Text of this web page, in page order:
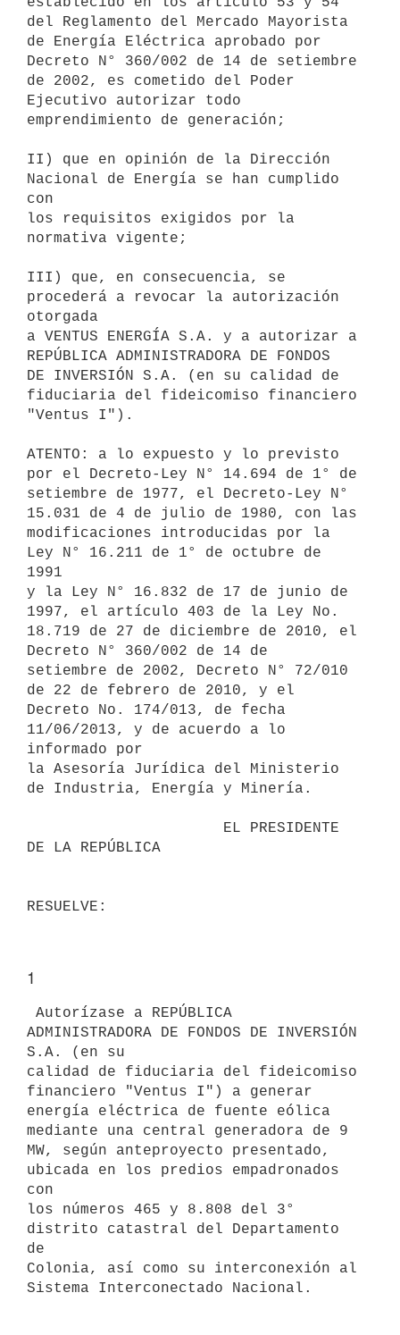
del Reglamento del Mercado Mayorista
de Energía Eléctrica aprobado por
Decreto N° 360/002 de 14 de setiembre
de 2002, es cometido del Poder
Ejecutivo autorizar todo
emprendimiento de generación;
II) que en opinión de la Dirección
Nacional de Energía se han cumplido
con
los requisitos exigidos por la
normativa vigente;
III) que, en consecuencia, se
procederá a revocar la autorización
otorgada
a VENTUS ENERGÍA S.A. y a autorizar a
REPÚBLICA ADMINISTRADORA DE FONDOS
DE INVERSIÓN S.A. (en su calidad de
fiduciaria del fideicomiso financiero
"Ventus I").
ATENTO: a lo expuesto y lo previsto
por el Decreto-Ley N° 14.694 de 1° de
setiembre de 1977, el Decreto-Ley N°
15.031 de 4 de julio de 1980, con las
modificaciones introducidas por la
Ley N° 16.211 de 1° de octubre de
1991
y la Ley N° 16.832 de 17 de junio de
1997, el artículo 403 de la Ley No.
18.719 de 27 de diciembre de 2010, el
Decreto N° 360/002 de 14 de
setiembre de 2002, Decreto N° 72/010
de 22 de febrero de 2010, y el
Decreto No. 174/013, de fecha
11/06/2013, y de acuerdo a lo
informado por
la Asesoría Jurídica del Ministerio
de Industria, Energía y Minería.
DE LA REPÚBLICA
1
ADMINISTRADORA DE FONDOS DE INVERSIÓN
S.A. (en su
calidad de fiduciaria del fideicomiso
financiero "Ventus I") a generar
energía eléctrica de fuente eólica
mediante una central generadora de 9
MW, según anteproyecto presentado,
ubicada en los predios empadronados
con
los números 465 y 8.808 del 3°
distrito catastral del Departamento
de
Colonia, así como su interconexión al